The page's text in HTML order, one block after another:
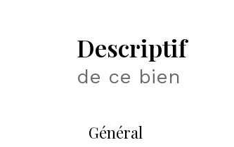
descriptif
de ce bien
Général